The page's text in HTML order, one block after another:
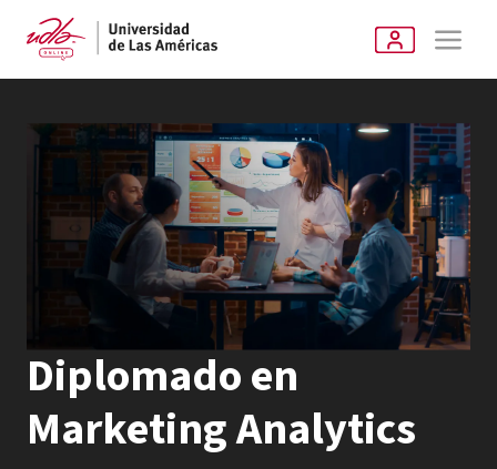
Diplomado en
Marketing Analytics